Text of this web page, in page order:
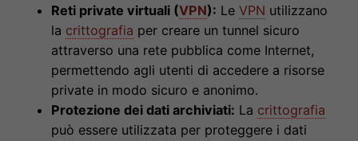
Reti private virtuali (VPN): Le VPN utilizzano
la crittografia per creare un tunnel sicuro
attraverso una rete pubblica come Internet,
permettendo agli utenti di accedere a risorse
private in modo sicuro e anonimo.
Protezione dei dati archiviati: La crittografia
può essere utilizzata per proteggere i dati